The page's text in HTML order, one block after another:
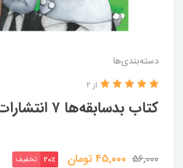
دسته‌بندی‌ها
کتاب بدسابقه‌ها ۷ انتشارات‌ آتیسا
از 2
56,000
45,000تومان 20٪ تخفیف